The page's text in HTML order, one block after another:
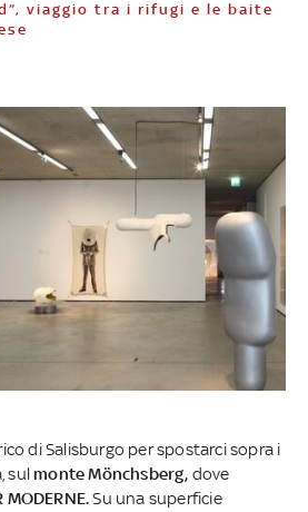
di Salisburgo per spostarci sopra i
sul monte Mönchsberg, dove
MODERNE.Su una superficie